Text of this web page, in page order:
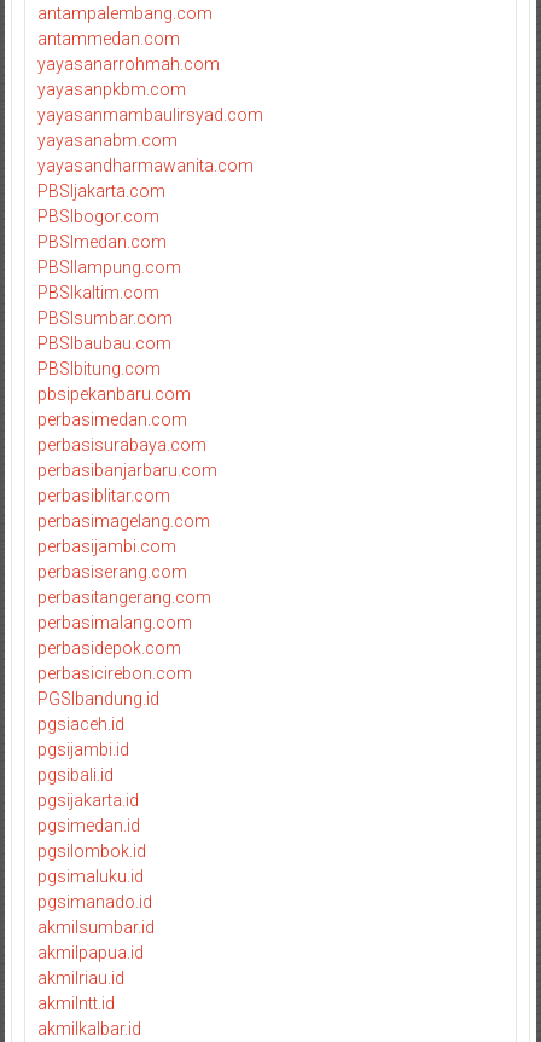
antampalembang.com
antammedan.com
yayasanarrohmah.com
yayasanpkbm.com
yayasanmambaulirsyad.com
yayasanabm.com
yayasandharmawanita.com
PBSIjakarta.com
PBSIbogor.com
PBSImedan.com
PBSIlampung.com
PBSIkaltim.com
PBSIsumbar.com
PBSIbaubau.com
PBSIbitung.com
pbsipekanbaru.com
perbasimedan.com
perbasisurabaya.com
perbasibanjarbaru.com
perbasiblitar.com
perbasimagelang.com
perbasijambi.com
perbasiserang.com
perbasitangerang.com
perbasimalang.com
perbasidepok.com
perbasicirebon.com
PGSIbandung.id
pgsiaceh.id
pgsijambi.id
pgsibali.id
pgsijakarta.id
pgsimedan.id
pgsilombok.id
pgsimaluku.id
pgsimanado.id
akmilsumbar.id
akmilpapua.id
akmilriau.id
akmilntt.id
akmilkalbar.id